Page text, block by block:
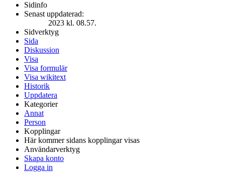
Sidinfo
Senast uppdaterad:
2023 kl. 08.57.
Sidverktyg
Sida
Diskussion
Visa
Visa formulär
Visa wikitext
Historik
Uppdatera
Kategorier
Annat
Person
Kopplingar
Här kommer sidans kopplingar visas
Användarverktyg
Skapa konto
Logga in